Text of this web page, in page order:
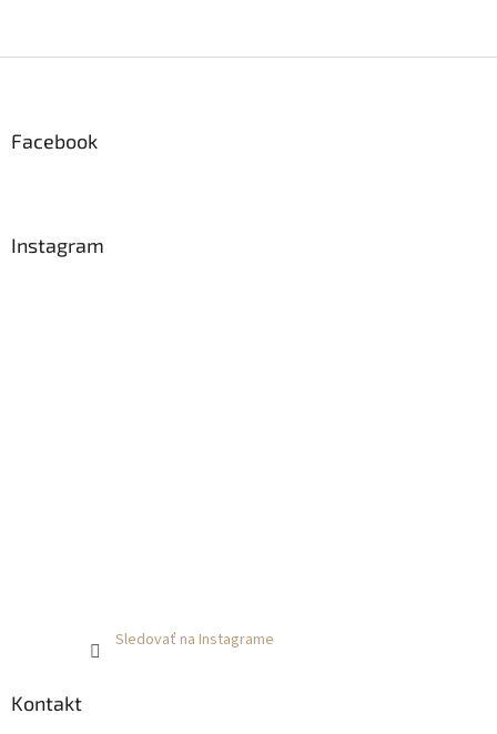
Facebook
Instagram
Sledovať na Instagrame
Kontakt